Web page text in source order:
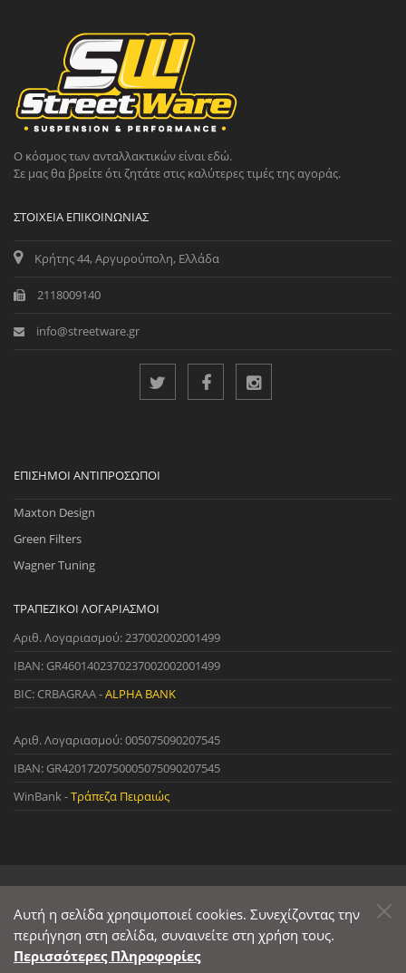
Ο κόσμος των ανταλλακτικών είναι εδώ.
Σε μας θα βρείτε ότι ζητάτε στις καλύτερες τιμές της αγοράς.
ΣΤΟΙΧΕΊΑ ΕΠΙΚΟΙΝΩΝΊΑΣ
Κρήτης 44, Αργυρούπολη, Ελλάδα
2118009140
info@streetware.gr
ΕΠΊΣΗΜΟΙ ΑΝΤΙΠΡΌΣΩΠΟΙ
Maxton Design
Green Filters
Wagner Tuning
ΤΡΑΠΕΖΙΚΟΊ ΛΟΓΑΡΙΑΣΜΟΊ
Αριθ. Λογαριασμού: 237002002001499
IBAN: GR4601402370237002002001499
BIC: CRBAGRAA -ALPHA BANK
Αριθ. Λογαριασμού: 005075090207545
IBAN: GR4201720750005075090207545
WinBank -Τράπεζα Πειραιώς
© 2022 StreetWare. All Rights Reserved. | Designed and Developedby
Primesoft&CodeCave
Αυτή η σελίδα χρησιμοποιεί cookies. Συνεχίζοντας την
περιήγηση στη σελίδα, συναινείτε στη χρήση τους.
Περισσότερες Πληροφορίες